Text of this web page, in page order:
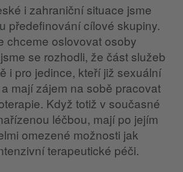
i zahraniční situace jsme
předefinování cílové skupiny.
chceme oslovovat osoby
se rozhodli, že část služeb
i pro jedince, kteří již sexuální
mají zájem na sobě pracovat
Když totiž v současné
léčbou, mají po jejím
omezené možnosti jak
terapeutické péči.